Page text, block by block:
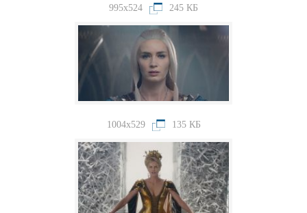
995x524 245 КБ
1004x529 135 КБ